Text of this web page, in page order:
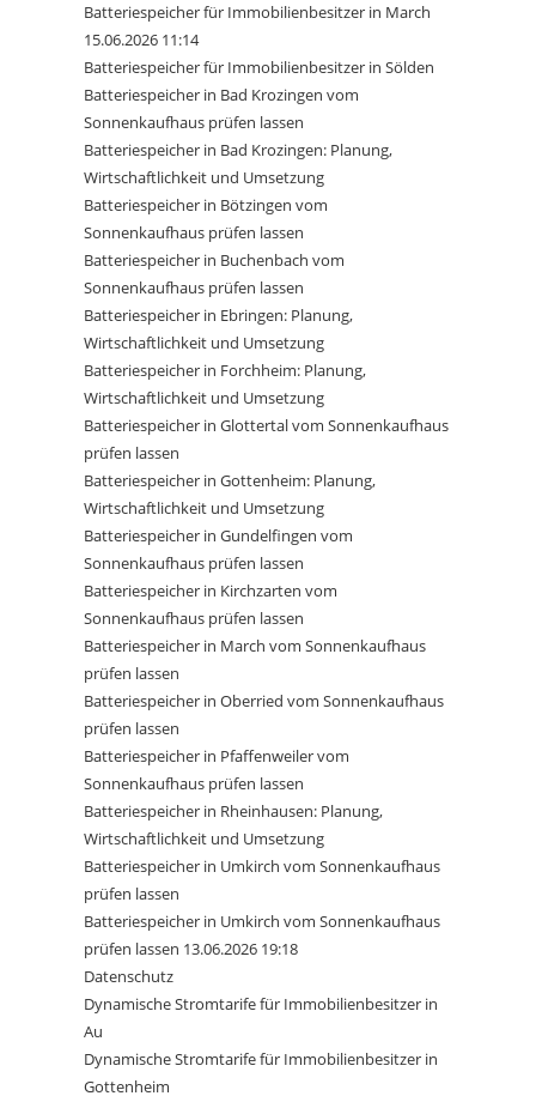
Batteriespeicher für Immobilienbesitzer in March
15.06.2026 11:14
Batteriespeicher für Immobilienbesitzer in Sölden
Batteriespeicher in Bad Krozingen vom
Sonnenkaufhaus prüfen lassen
Batteriespeicher in Bad Krozingen: Planung,
Wirtschaftlichkeit und Umsetzung
Batteriespeicher in Bötzingen vom
Sonnenkaufhaus prüfen lassen
Batteriespeicher in Buchenbach vom
Sonnenkaufhaus prüfen lassen
Batteriespeicher in Ebringen: Planung,
Wirtschaftlichkeit und Umsetzung
Batteriespeicher in Forchheim: Planung,
Wirtschaftlichkeit und Umsetzung
Batteriespeicher in Glottertal vom Sonnenkaufhaus
prüfen lassen
Batteriespeicher in Gottenheim: Planung,
Wirtschaftlichkeit und Umsetzung
Batteriespeicher in Gundelfingen vom
Sonnenkaufhaus prüfen lassen
Batteriespeicher in Kirchzarten vom
Sonnenkaufhaus prüfen lassen
Batteriespeicher in March vom Sonnenkaufhaus
prüfen lassen
Batteriespeicher in Oberried vom Sonnenkaufhaus
prüfen lassen
Batteriespeicher in Pfaffenweiler vom
Sonnenkaufhaus prüfen lassen
Batteriespeicher in Rheinhausen: Planung,
Wirtschaftlichkeit und Umsetzung
Batteriespeicher in Umkirch vom Sonnenkaufhaus
prüfen lassen
Batteriespeicher in Umkirch vom Sonnenkaufhaus
prüfen lassen 13.06.2026 19:18
Datenschutz
Dynamische Stromtarife für Immobilienbesitzer in
Au
Dynamische Stromtarife für Immobilienbesitzer in
Gottenheim